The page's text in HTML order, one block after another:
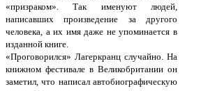
«призраком». Так именуют людей,
написавших произведение за другого
человека, а их имя даже не упоминается в
изданной книге.
«Проговорился» Лагеркранц случайно. На
книжном фестивале в Великобритании он
заметил, что написал автобиографическую